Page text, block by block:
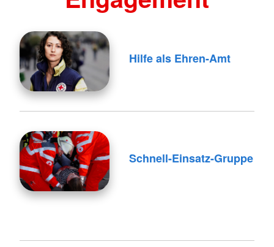
Hilfe als Ehren-Amt
Schnell-Einsatz-Gruppe